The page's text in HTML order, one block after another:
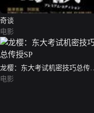
奇谈
电影
龙樱：东大考试机密技巧总传授
SP
电影